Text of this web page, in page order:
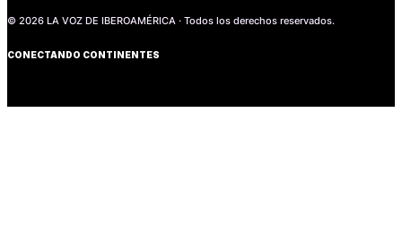
© 2026 LA VOZ DE IBEROAMÉRICA · Todos los derechos reservados.
CONECTANDO CONTINENTES